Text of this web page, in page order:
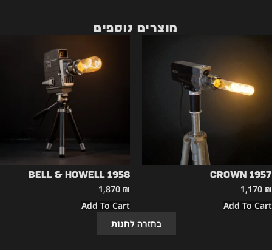
בחזרה לחנות
CROWN 1957
1,170 ₪
Add To Cart
Bell & Howell 1958
1,870 ₪
Add To Cart
מוצרים נוספים